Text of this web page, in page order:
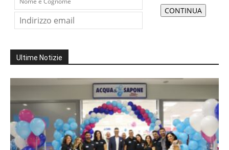
Ultime Notizie